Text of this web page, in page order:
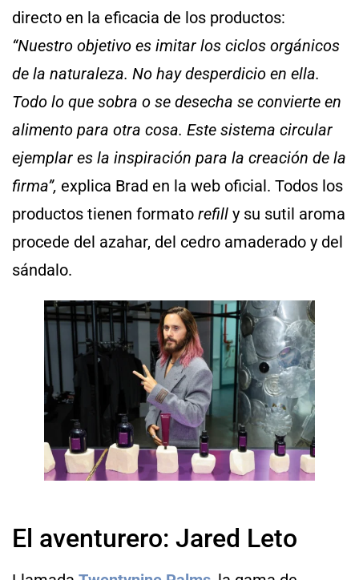
directo en la eficacia de los productos:
“Nuestro objetivo es imitar los ciclos orgánicos
de la naturaleza. No hay desperdicio en ella.
Todo lo que sobra o se desecha se convierte en
alimento para otra cosa. Este sistema circular
ejemplar es la inspiración para la creación de la
firma”, explica Brad en la web oficial. Todos los
productos tienen formato refill y su sutil aroma
procede del azahar, del cedro amaderado y del
sándalo.
El aventurero: Jared Leto